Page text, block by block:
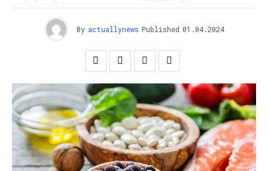
By actuallynews Published 01.04.2024